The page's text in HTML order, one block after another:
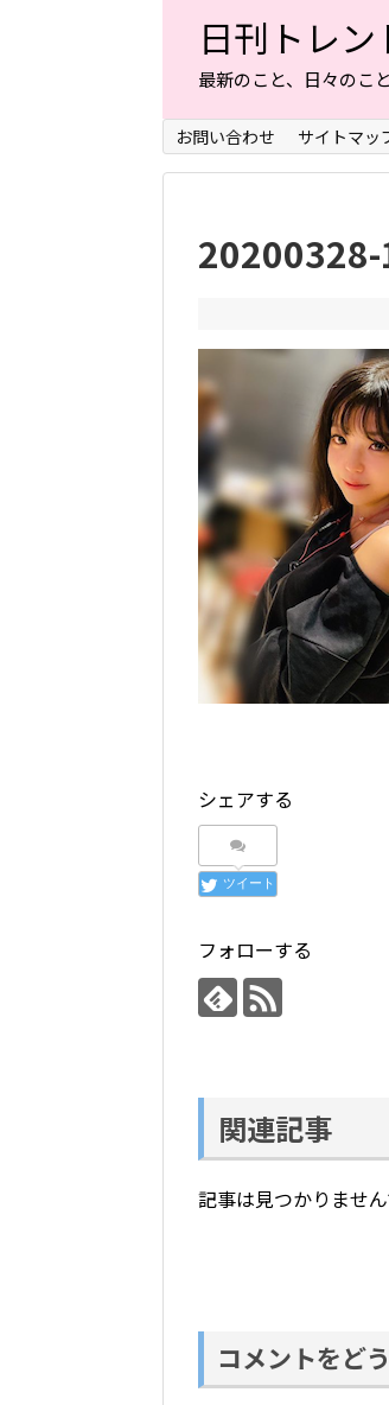
日刊トレ
最新のこと、日々のこ
お問い合わせ サイトマッ
20200328-
シェアする
ツイート
フォローする
関連記事
記事は見つかりません
コメントをど